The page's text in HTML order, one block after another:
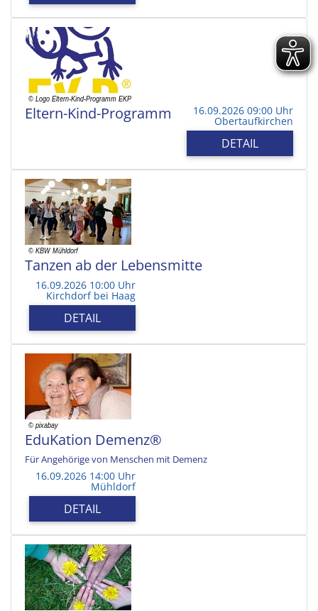
Eltern-Kind-Programm 16.09.2026 09:00 Uhr
Obertaufkirchen
DETAIL
Tanzen ab der Lebensmitte
16.09.2026 10:00 Uhr
Kirchdorf bei Haag
DETAIL
EduKation Demenz®
Für Angehörige von Menschen mit Demenz
16.09.2026 14:00 Uhr
Mühldorf
DETAIL